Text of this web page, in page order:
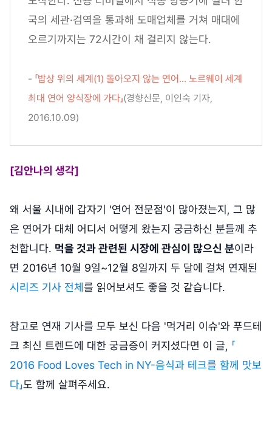
국의 세관·검역을 통과해 도매업체를 거쳐 매대에
오르기까지는 72시간이 채 걸리지 않는다.
- 「밥상 위의 세계(1) 돌아오지 않는 연어... 노르웨이 세계
최대 연어 양식장에 가다」(경향신문, 이인숙 기자,
2016.10.09)
[김안나의 생각]
왜 서울 시내에 갑자기 '연어 전문점'이 많아졌는지, 그 많
은 연어가 대체 어디서 어떻게 왔는지 궁금하신 분들께 추
천합니다. 먹을 것과 관련된 시장에 관심이 많으신 분이라
면 2016년 10월 9일~12월 8일까지 두 달에 걸쳐 연재된
시리즈 기사 전체를 읽어보셔도 좋을 것 같습니다.
참고로 연재 기사를 모두 보신 다음 '먹거리 이슈'와 푸드테
크 최신 트렌드에 대한 궁금증이 커지셨다면 이 글, 「
2016 Food Loves Tech in NY-음식과 테크를 함께 맛보
다」도 함께 살펴주세요.